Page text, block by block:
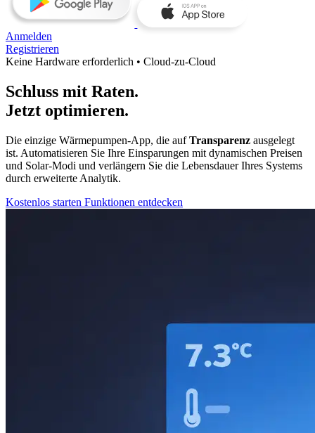
Anmelden
Registrieren
Keine Hardware erforderlich • Cloud‑zu‑Cloud
Schluss mit Raten.
Jetzt optimieren.
Die einzige Wärmepumpen‑App, die aufTransparenz ausgelegt
ist. Automatisieren Sie Ihre Einsparungen mit dynamischen Preisen
und Solar‑Modi und verlängern Sie die Lebensdauer Ihres Systems
durch erweiterte Analytik.
Kostenlos starten Funktionen entdecken